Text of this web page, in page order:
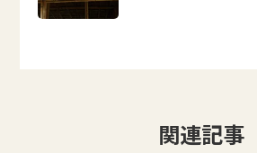
関連記事